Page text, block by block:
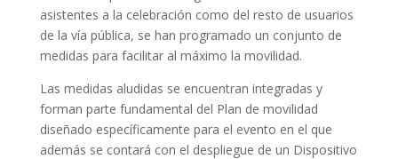
asistentes a la celebración como del resto de usuarios
de la vía pública, se han programado un conjunto de
medidas para facilitar al máximo la movilidad.
Las medidas aludidas se encuentran integradas y
forman parte fundamental del Plan de movilidad
diseñado específicamente para el evento en el que
además se contará con el despliegue de un Dispositivo